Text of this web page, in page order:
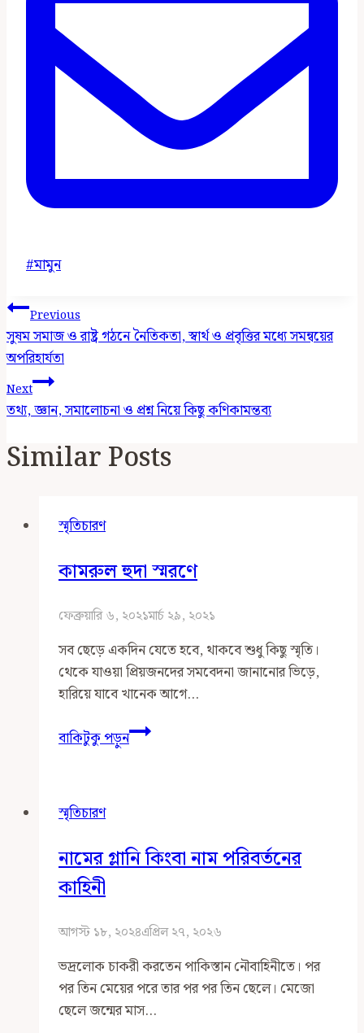
Post
#মামুন
Post
Navigation
Previous
সুষম সমাজ ও রাষ্ট্র গঠনে নৈতিকতা, স্বার্থ ও প্রবৃত্তির মধ্যে সমন্বয়ের
অপরিহার্যতা
Next
তথ্য, জ্ঞান, সমালোচনা ও প্রশ্ন নিয়ে কিছু কণিকামন্তব্য
Similar Posts
স্মৃতিচারণ
কামরুল হুদা স্মরণে
ফেব্রুয়ারি ৬, ২০২১মার্চ ২৯, ২০২১
সব ছেড়ে একদিন যেতে হবে, থাকবে শুধু কিছু স্মৃতি।
থেকে যাওয়া প্রিয়জনদের সমবেদনা জানানোর ভিড়ে,
হারিয়ে যাবে খানেক আগে…
বাকিটুকু পড়ুনকামরুল
হুদা
স্মৃতিচারণ
নামের গ্লানি কিংবা নাম পরিবর্তনের
কাহিনী
আগস্ট ১৮, ২০২৪এপ্রিল ২৭, ২০২৬
ভদ্রলোক চাকরী করতেন পাকিস্তান নৌবাহিনীতে। পর
পর তিন মেয়ের পরে তার পর পর তিন ছেলে। মেজো
ছেলে জন্মের মাস…